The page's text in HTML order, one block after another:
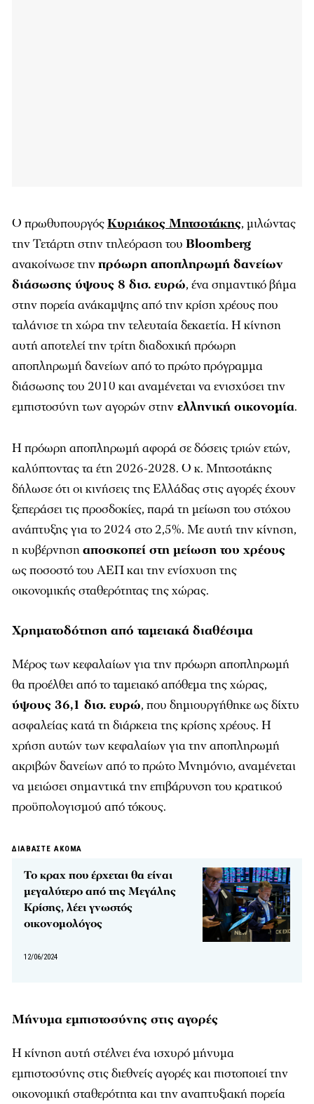
Ο πρωθυπουργόςΚυριάκος Μητσοτάκης, μιλώντας
την Τετάρτη στην τηλεόραση του Bloomberg
ανακοίνωσε τηνπρόωρη αποπληρωμή δανείων
διάσωσης ύψους 8 δισ. ευρώ, ένα σημαντικό βήμα
στην πορεία ανάκαμψης από την κρίση χρέους που
ταλάνισε τη χώρα την τελευταία δεκαετία. Η κίνηση
αυτή αποτελεί την τρίτη διαδοχική πρόωρη
αποπληρωμή δανείων από το πρώτο πρόγραμμα
διάσωσης του 2010 και αναμένεται να ενισχύσει την
εμπιστοσύνη των αγορών στην ελληνική οικονομία.
Η πρόωρη αποπληρωμή αφορά σε δόσεις τριών ετών,
καλύπτοντας τα έτη 2026-2028. Ο κ. Μητσοτάκης
δήλωσε ότι οι κινήσεις της Ελλάδας στις αγορές έχουν
ξεπεράσει τις προσδοκίες, παρά τη μείωση του στόχου
ανάπτυξης για το 2024 στο 2,5%. Με αυτή την κίνηση,
η κυβέρνησηαποσκοπεί στη μείωση του χρέους
ως ποσοστό του ΑΕΠ και την ενίσχυση της
οικονομικής σταθερότητας της χώρας.
Χρηματοδότηση από ταμειακά διαθέσιμα
Μέρος των κεφαλαίων για την πρόωρη αποπληρωμή
θα προέλθει από το ταμειακό απόθεμα της χώρας,
ύψους 36,1 δισ. ευρώ, που δημιουργήθηκε ως δίχτυ
ασφαλείας κατά τη διάρκεια της κρίσης χρέους. Η
χρήση αυτών των κεφαλαίων για την αποπληρωμή
ακριβών δανείων από το πρώτο Μνημόνιο, αναμένεται
να μειώσει σημαντικά την επιβάρυνση του κρατικού
προϋπολογισμού από τόκους.
ΔΙΑΒΑΣΤΕ ΑΚΟΜΑ
Το κραχ που έρχεται θα είναι
μεγαλύτερο από της Μεγάλης
Κρίσης, λέει γνωστός
οικονομολόγος
12/06/2024
Μήνυμα εμπιστοσύνης στις αγορές
Η κίνηση αυτή στέλνει ένα ισχυρό μήνυμα
εμπιστοσύνης στις διεθνείς αγορές και πιστοποιεί την
οικονομική σταθερότητα και την αναπτυξιακή πορεία